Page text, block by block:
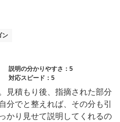
ン
説明の分かりやすさ：5
対応スピード：5
見積もり後、指摘された部分
分でと整えれば、その分も引
かり見せて説明してくれるの